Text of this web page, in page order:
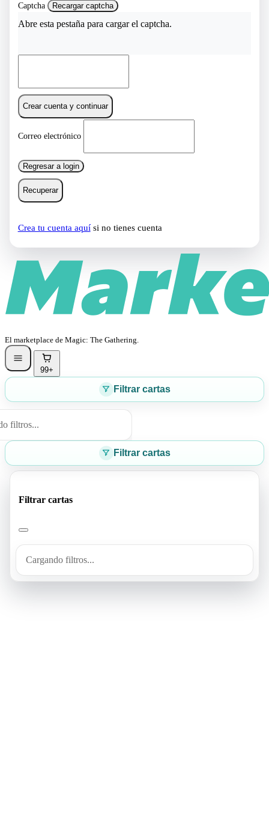
Captcha Recargar captcha
Abre esta pestaña para cargar el captcha.
Crear cuenta y continuar
Correo electrónico
Regresar a login
Recuperar
Crea tu cuenta aquísi no tienes cuenta
El marketplace de Magic: The Gathering.
99+
Filtrar cartas
filtros...
Filtrar cartas
Filtrar cartas
Cargando filtros...